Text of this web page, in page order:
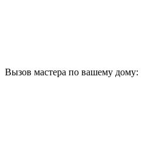
Вызов мастера по вашему дому: